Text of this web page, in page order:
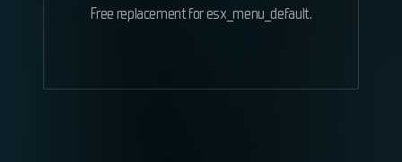
Free replacement for esx_menu_default.